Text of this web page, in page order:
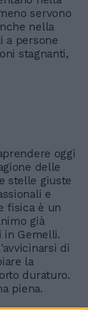
servono
nella
a persone
stagnanti,
oggi
delle
stelle giuste
e
fisica è un
già
in Gemelli.
di
la
duraturo.
piena.